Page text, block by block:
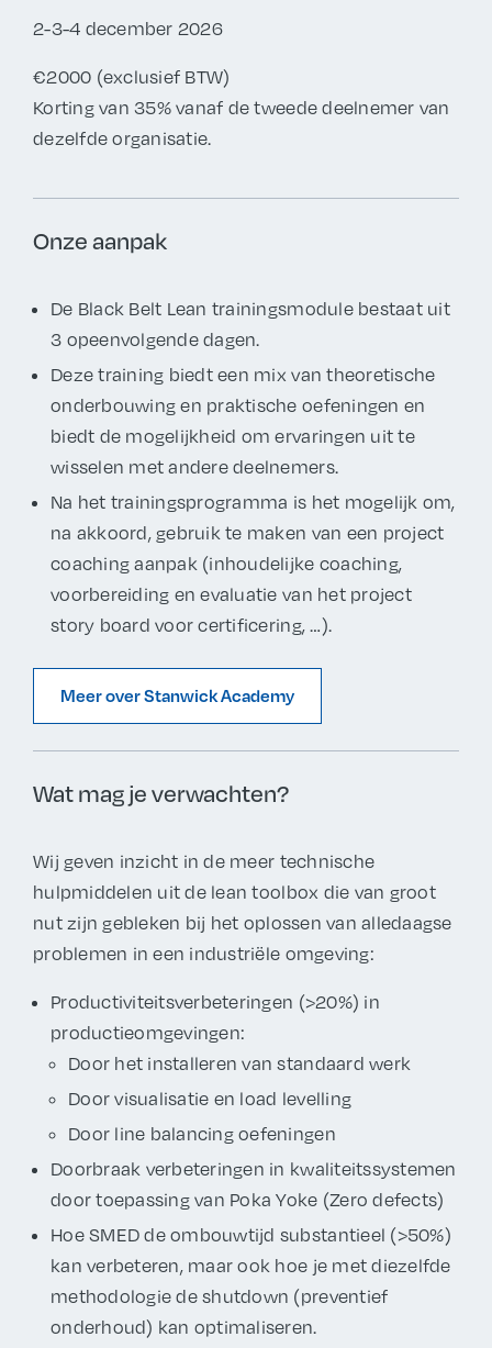
2-3-4 december 2026
€2000 (exclusief BTW)
Korting van 35% vanaf de tweede deelnemer van
dezelfde organisatie.
Onze aanpak
De Black Belt Lean trainingsmodule bestaat uit
3 opeenvolgende dagen.
Deze training biedt een mix van theoretische
onderbouwing en praktische oefeningen en
biedt de mogelijkheid om ervaringen uit te
wisselen met andere deelnemers.
Na het trainingsprogramma is het mogelijk om,
na akkoord, gebruik te maken van een project
coaching aanpak (inhoudelijke coaching,
voorbereiding en evaluatie van het project
story board voor certificering, …).
Meer over Stanwick Academy
Wat mag je verwachten?
Wij geven inzicht in de meer technische
hulpmiddelen uit de lean toolbox die van groot
nut zijn gebleken bij het oplossen van alledaagse
problemen in een industriële omgeving:
Productiviteitsverbeteringen (>20%) in
productieomgevingen:
Door het installeren van standaard werk
Door visualisatie en load levelling
Door line balancing oefeningen
Doorbraak verbeteringen in kwaliteitssystemen
door toepassing van Poka Yoke (Zero defects)
Hoe SMED de ombouwtijd substantieel (>50%)
kan verbeteren, maar ook hoe je met diezelfde
methodologie de shutdown (preventief
onderhoud) kan optimaliseren.